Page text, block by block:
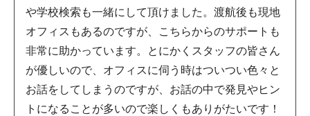
や学校検索も一緒にして頂けました。渡航後も現地
オフィスもあるのですが、こちらからのサポートも
非常に助かっています。とにかくスタッフの皆さん
が優しいので、オフィスに伺う時はついつい色々と
お話をしてしまうのですが、お話の中で発見やヒン
トになることが多いので楽しくもありがたいです！